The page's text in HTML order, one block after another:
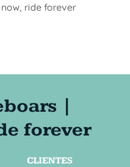
CLIENTES